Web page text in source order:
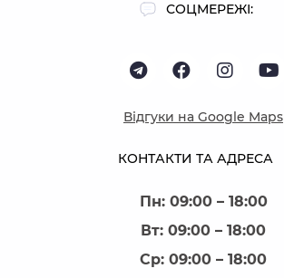
КОНТАКТИ ТА АДРЕСА
Пн: 09:00 – 18:00
Вт: 09:00 – 18:00
Ср: 09:00 – 18:00
СОЦМЕРЕЖІ:
Відгуки на Google Maps